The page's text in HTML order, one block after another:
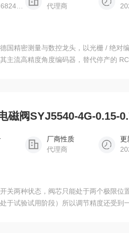
LF185C 682443-21
代理商
国精密测量与数控龙头，以光栅 / 绝对
主流高精度角度编码器，替代停产的
磁阀SYJ5540-4G-0.15-
厂商性质
代理商
更
关两种状态，阀芯只能处于两个极限位
于试验试用阶段）所以调节精度还受到